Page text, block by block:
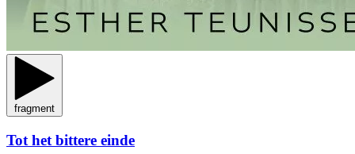
fragment
Tot het bittere einde